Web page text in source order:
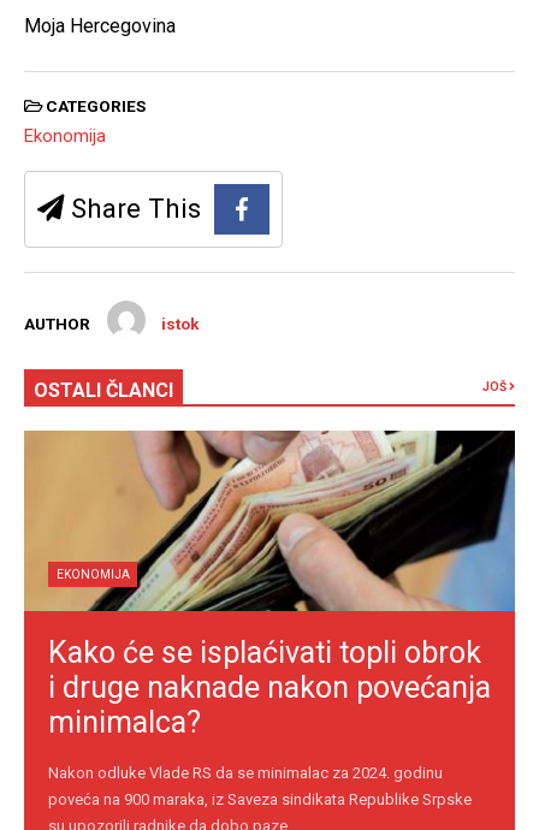
Moja Hercegovina
CATEGORIES
Ekonomija
Share This
AUTHOR istok
OSTALI ČLANCI JOŠ
EKONOMIJA
Kako će se isplaćivati topli obrok
i druge naknade nakon povećanja
minimalca?
Nakon odluke Vlade RS da se minimalac za 2024. godinu
poveća na 900 maraka, iz Saveza sindikata Republike Srpske
su upozorili radnike da dobo paze ...